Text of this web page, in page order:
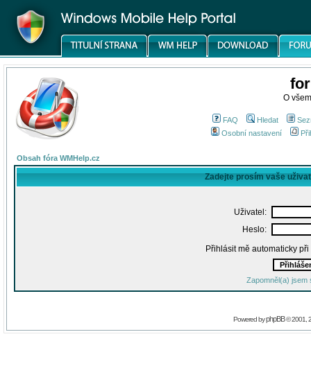
O
FAQ Hledat
Osobní nastavení
Obsah fóra WMHelp.cz
Zadejte prosím vaše
Uživatel:
Heslo:
Přihlásit mě automaticky
Zapomněl(a) jsem
Powered byphpBB© 2001,